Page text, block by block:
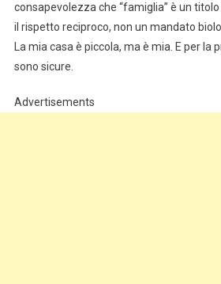
consapevolezza che “famiglia” è un
il rispetto reciproco, non un mandato
La mia casa è piccola, ma è mia. E per la
sono sicure.
Advertisements